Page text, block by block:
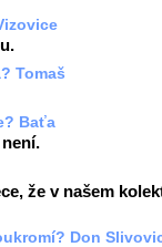
Tomaš
Baťa
že v našem
Don